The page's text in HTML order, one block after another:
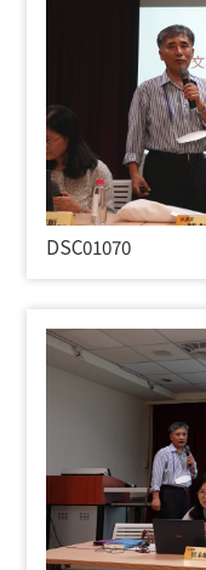
DSC01070